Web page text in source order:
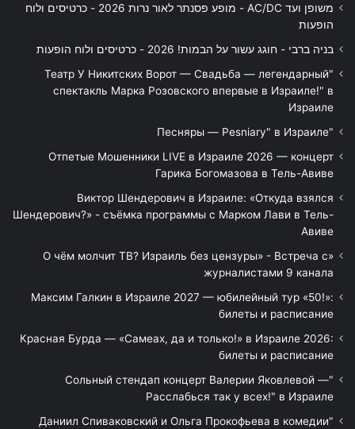
משופן ועד AC/DC - מופע פסנתר לאור נרות 2026 - כרטיסים ולוח
הופעות
בניה ברבי - חוגג עשור על הבמות! 2026 - כרטיסים ולוח הופעות
"Театр У Никитских Ворот — Свадьба — легендарный
спектакль Марка Розовского впервые в Израиле!" в
Израиле
"Песняры — Pesniary" в Израиле
Отпетые Мошенники LIVE в Израиле 2026 — концерт
Гарика Богомазова в Тель-Авиве
Виктор Шендерович в Израиле: «Откуда взялся
Шендерович?» - съёмка программы с Марком Лави в Тель-
Авиве
«О чём молчит ТВ? Израиль без цензуры» - Встреча с
журналистами 9 канала
Максим Галкин в Израиле 2027 — юбилейный тур «50!»:
билеты и расписание
Красная Бурда — «Самеах, да и только!» в Израиле 2026:
билеты и расписание
"Сольный стендап концерт Валерии Яковлевой —
Расслабься так у всех!" в Израиле
"Даниил Спиваковский и Ольга Прокофьева в комедии